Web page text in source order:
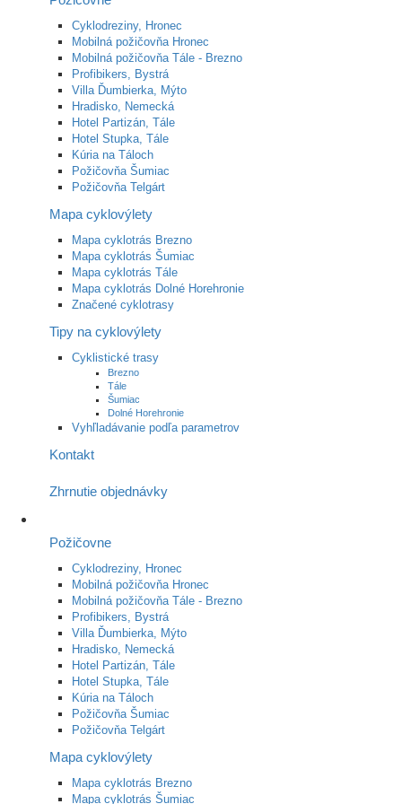
Cyklodreziny, Hronec
Mobilná požičovňa Hronec
Mobilná požičovňa Tále - Brezno
Profibikers, Bystrá
Villa Ďumbierka, Mýto
Hradisko, Nemecká
Hotel Partizán, Tále
Hotel Stupka, Tále
Kúria na Táloch
Požičovňa Šumiac
Požičovňa Telgárt
Mapa cyklovýlety
Mapa cyklotrás Brezno
Mapa cyklotrás Šumiac
Mapa cyklotrás Tále
Mapa cyklotrás Dolné Horehronie
Značené cyklotrasy
Tipy na cyklovýlety
Cyklistické trasy
Brezno
Tále
Šumiac
Dolné Horehronie
Vyhľladávanie podľa parametrov
Kontakt
Zhrnutie objednávky
Požičovne
Cyklodreziny, Hronec
Mobilná požičovňa Hronec
Mobilná požičovňa Tále - Brezno
Profibikers, Bystrá
Villa Ďumbierka, Mýto
Hradisko, Nemecká
Hotel Partizán, Tále
Hotel Stupka, Tále
Kúria na Táloch
Požičovňa Šumiac
Požičovňa Telgárt
Mapa cyklovýlety
Mapa cyklotrás Brezno
Mapa cyklotrás Šumiac